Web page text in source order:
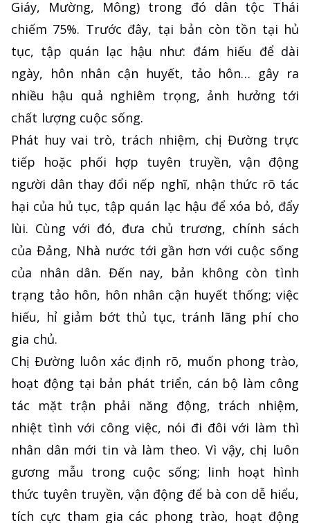
Giáy, Mường, Mông) trong đó dân tộc Thái
chiếm 75%. Trước đây, tại bản còn tồn tại hủ
tục, tập quán lạc hậu như: đám hiếu để dài
ngày, hôn nhân cận huyết, tảo hôn… gây ra
nhiều hậu quả nghiêm trọng, ảnh hưởng tới
chất lượng cuộc sống.
Phát huy vai trò, trách nhiệm, chị Đường trực
tiếp hoặc phối hợp tuyên truyền, vận động
người dân thay đổi nếp nghĩ, nhận thức rõ tác
hại của hủ tục, tập quán lạc hậu để xóa bỏ, đẩy
lùi. Cùng với đó, đưa chủ trương, chính sách
của Đảng, Nhà nước tới gần hơn với cuộc sống
của nhân dân. Đến nay, bản không còn tình
trạng tảo hôn, hôn nhân cận huyết thống; việc
hiếu, hỉ giảm bớt thủ tục, tránh lãng phí cho
gia chủ.
Chị Đường luôn xác định rõ, muốn phong trào,
hoạt động tại bản phát triển, cán bộ làm công
tác mặt trận phải năng động, trách nhiệm,
nhiệt tình với công việc, nói đi đôi với làm thì
nhân dân mới tin và làm theo. Vì vậy, chị luôn
gương mẫu trong cuộc sống; linh hoạt hình
thức tuyên truyền, vận động để bà con dễ hiểu,
tích cực tham gia các phong trào, hoạt động